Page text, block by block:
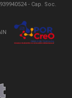
- Cap. Soc.